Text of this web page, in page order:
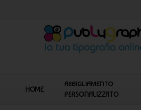
HOME
ABBIGLIAMENTO
PERSONALIZZATO